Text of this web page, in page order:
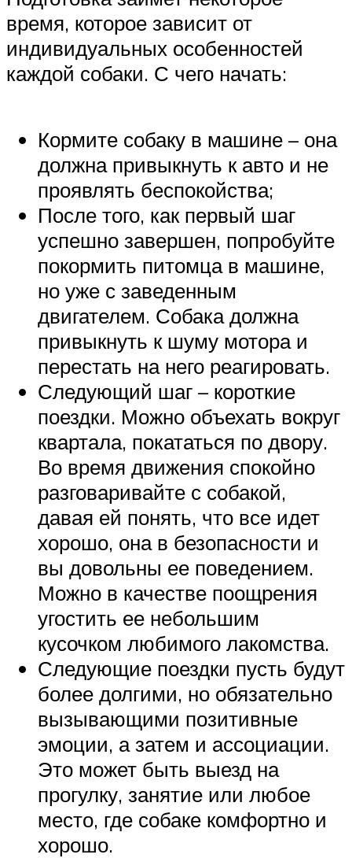
время, которое зависит от
индивидуальных особенностей
каждой собаки. С чего начать:
Кормите собаку в машине – она
должна привыкнуть к авто и не
проявлять беспокойства;
После того, как первый шаг
успешно завершен, попробуйте
покормить питомца в машине,
но уже с заведенным
двигателем. Собака должна
привыкнуть к шуму мотора и
перестать на него реагировать.
Следующий шаг – короткие
поездки. Можно объехать вокруг
квартала, покататься по двору.
Во время движения спокойно
разговаривайте с собакой,
давая ей понять, что все идет
хорошо, она в безопасности и
вы довольны ее поведением.
Можно в качестве поощрения
угостить ее небольшим
кусочком любимого лакомства.
Следующие поездки пусть будут
более долгими, но обязательно
вызывающими позитивные
эмоции, а затем и ассоциации.
Это может быть выезд на
прогулку, занятие или любое
место, где собаке комфортно и
хорошо.